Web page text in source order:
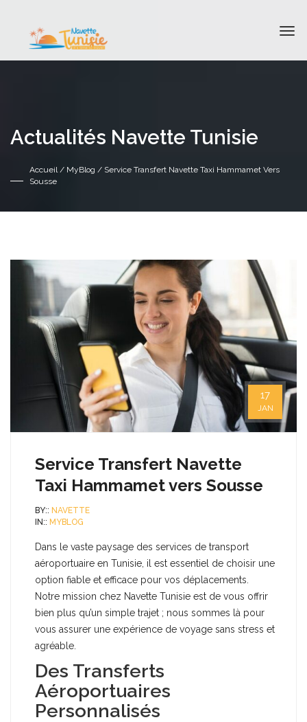
Actualités Navette Tunisie
Accueil/ MyBlog / Service Transfert Navette Taxi Hammamet Vers
Sousse
Service Transfert Navette
Taxi Hammamet vers Sousse
BY:: NAVETTE
IN:: MYBLOG
17
JAN
Dans le vaste paysage des services de transport
aéroportuaire en Tunisie, il est essentiel de choisir une
option fiable et efficace pour vos déplacements.
Notre mission chez Navette Tunisie est de vous offrir
bien plus qu’un simple trajet ; nous sommes là pour
vous assurer une expérience de voyage sans stress et
agréable.
Des Transferts
Aéroportuaires
Personnalisés